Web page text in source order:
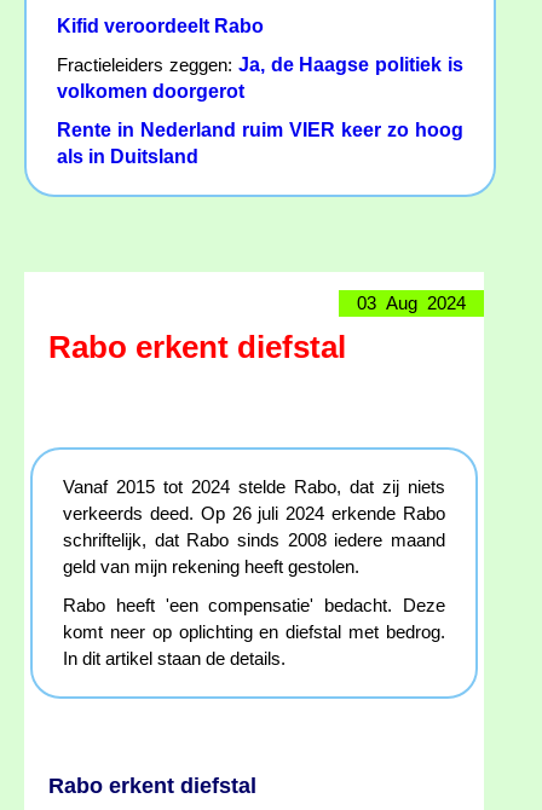
Kifid veroordeelt Rabo
Fractieleiders zeggen: Ja, de Haagse politiek is
volkomen doorgerot
Rente in Nederland ruim VIER keer zo hoog
als in Duitsland
03 Aug 2024
Rabo erkent diefstal
Vanaf 2015 tot 2024 stelde Rabo, dat zij niets
verkeerds deed. Op 26 juli 2024 erkende Rabo
schriftelijk, dat Rabo sinds 2008 iedere maand
geld van mijn rekening heeft gestolen.
Rabo heeft 'een compensatie' bedacht. Deze
komt neer op oplichting en diefstal met bedrog.
In dit artikel staan de details.
Rabo erkent diefstal